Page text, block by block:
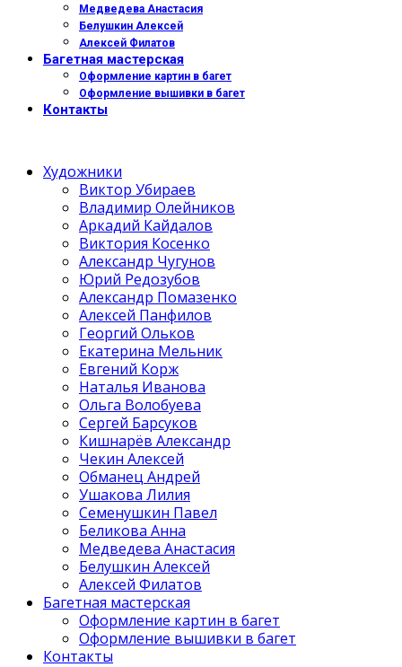
Медведева Анастасия
Белушкин Алексей
Алексей Филатов
Багетная мастерская
Оформление картин в багет
Оформление вышивки в багет
Контакты
Художники
Виктор Убираев
Владимир Олейников
Аркадий Кайдалов
Виктория Косенко
Александр Чугунов
Юрий Редозубов
Александр Помазенко
Алексей Панфилов
Георгий Ольков
Екатерина Мельник
Евгений Корж
Наталья Иванова
Ольга Волобуева
Сергей Барсуков
Кишнарёв Александр
Чекин Алексей
Обманец Андрей
Ушакова Лилия
Семенушкин Павел
Беликова Анна
Медведева Анастасия
Белушкин Алексей
Алексей Филатов
Багетная мастерская
Оформление картин в багет
Оформление вышивки в багет
Контакты